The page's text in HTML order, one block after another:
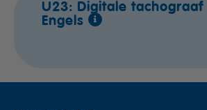
U23: Digitale tachograaf
Engels